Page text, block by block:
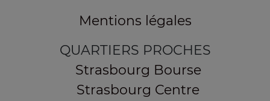
Mentions légales
QUARTIERS PROCHES
Strasbourg Bourse
Strasbourg Centre